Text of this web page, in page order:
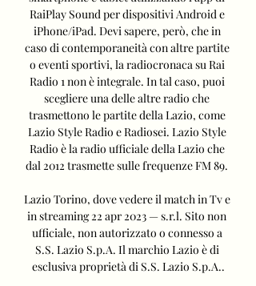
RaiPlay Sound per dispositivi Android e
iPhone/iPad. Devi sapere, però, che in
caso di contemporaneità con altre partite
o eventi sportivi, la radiocronaca su Rai
Radio 1 non è integrale. In tal caso, puoi
scegliere una delle altre radio che
trasmettono le partite della Lazio, come
Lazio Style Radio e Radiosei. Lazio Style
Radio è la radio ufficiale della Lazio che
dal 2012 trasmette sulle frequenze FM 89.
Lazio Torino, dove vedere il match in Tv e
in streaming 22 apr 2023 — s.r.l. Sito non
ufficiale, non autorizzato o connesso a
S.S. Lazio S.p.A. Il marchio Lazio è di
esclusiva proprietà di S.S. Lazio S.p.A..